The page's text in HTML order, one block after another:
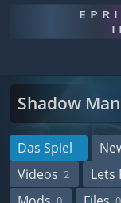
Shadow Man
Das Spiel
Videos 2 Lets